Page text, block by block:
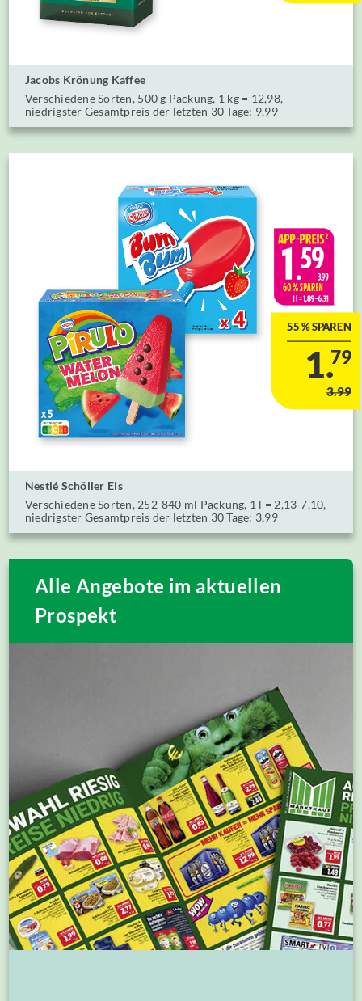
Jacobs Krönung Kaffee
Verschiedene Sorten, ⁣500 g Packung, 1 kg = 12,98,
niedrigster Gesamtpreis der letzten 30 Tage: 9,99
Alle Angebote im aktuellen
Prospekt
55 % SPAREN
1.79
3.99
Nestlé Schöller ⁣Eis
Verschiedene Sorten, 252-840 ml Packung, 1 l = 2,13-7,10,
niedrigster Gesamtpreis der letzten 30 Tage: 3,99